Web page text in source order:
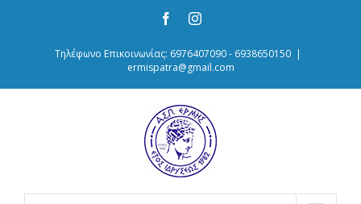
FacebookInstagram
Τηλέφωνο Επικοινωνίας: 6976407090 - 6938650150 |
ermispatra@gmail.com